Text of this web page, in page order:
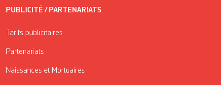
PUBLICITÉ / PARTENARIATS
Tarifs publicitaires
Partenariats
Naissances et Mortuaires